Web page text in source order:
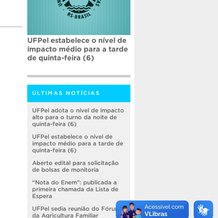
UFPel estabelece o nível de
impacto médio para a tarde
de quinta-feira (6)
ÚLTIMAS NOTÍCIAS
UFPel adota o nível de impacto
alto para o turno da noite de
quinta-feira (6)
UFPel estabelece o nível de
impacto médio para a tarde de
quinta-feira (6)
Aberto edital para solicitação
de bolsas de monitoria
“Nota do Enem”: publicada a
primeira chamada da Lista de
Espera
UFPel sedia reunião do Fórum
da Agricultura Familiar